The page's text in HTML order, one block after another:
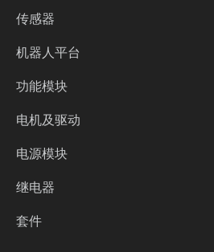
传感器
机器人平台
功能模块
电机及驱动
电源模块
继电器
套件